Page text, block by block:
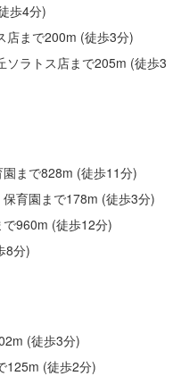
歩4分)
店まで200m (徒歩3分)
ソラトス店まで205m (徒歩3
まで828m (徒歩11分)
育園まで178m (徒歩3分)
960m (徒歩12分)
8分)
(徒歩3分)
125m (徒歩2分)